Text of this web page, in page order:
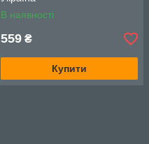
В наявності
559 ₴
Купити